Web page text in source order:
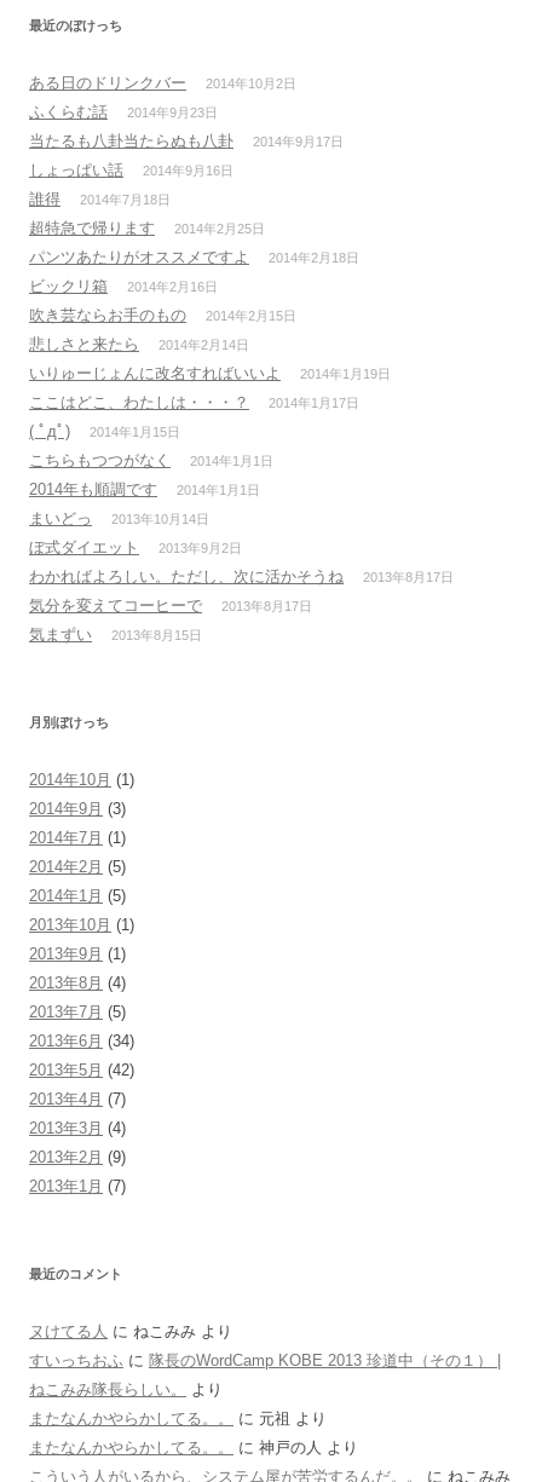
最近のぼけっち
ある日のドリンクバー 2014年10月2日
ふくらむ話 2014年9月23日
当たるも八卦当たらぬも八卦 2014年9月17日
しょっぱい話 2014年9月16日
誰得 2014年7月18日
超特急で帰ります 2014年2月25日
パンツあたりがオススメですよ 2014年2月18日
ビックリ箱 2014年2月16日
吹き芸ならお手のもの 2014年2月15日
悲しさと来たら 2014年2月14日
いりゅーじょんに改名すればいいよ 2014年1月19日
ここはどこ、わたしは・・・？ 2014年1月17日
( ﾟдﾟ) 2014年1月15日
こちらもつつがなく 2014年1月1日
2014年も順調です 2014年1月1日
まいどっ 2013年10月14日
ぼ式ダイエット 2013年9月2日
わかればよろしい。ただし、次に活かそうね 2013年8月17日
気分を変えてコーヒーで 2013年8月17日
気まずい 2013年8月15日
月別ぼけっち
2014年10月 (1)
2014年9月 (3)
2014年7月 (1)
2014年2月 (5)
2014年1月 (5)
2013年10月 (1)
2013年9月 (1)
2013年8月 (4)
2013年7月 (5)
2013年6月 (34)
2013年5月 (42)
2013年4月 (7)
2013年3月 (4)
2013年2月 (9)
2013年1月 (7)
最近のコメント
ヌけてる人 に ねこみみ より
すいっちおふ に 隊長のWordCamp KOBE 2013 珍道中（その１） |
ねこみみ隊長らしい。
より
またなんかやらかしてる。。
に 元祖 より
またなんかやらかしてる。。
に 神戸の人 より
こういう人がいるから、システム屋が苦労するんだ。。
に ねこみみ